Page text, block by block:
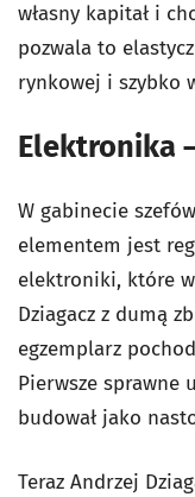
własny kapitał i
pozwala to
rynkowej i szybko
Elektronika
W gabinecie
elementem jest
elektroniki, które
Dziagacz z dumą
egzemplarz
Pierwsze sprawne
budował jako
Teraz Andrzej